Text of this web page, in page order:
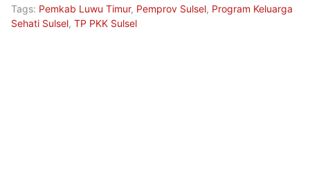
Tags: Pemkab Luwu Timur, Pemprov Sulsel, Program Keluarga
Sehati Sulsel, TP PKK Sulsel